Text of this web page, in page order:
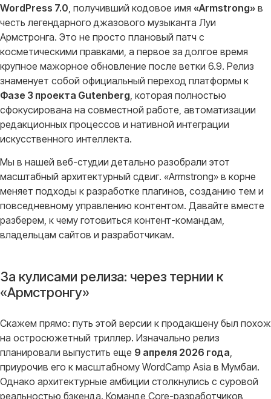
WordPress 7.0 , получивший кодовое имя «Armstrong» в
честь легендарного джазового музыканта Луи
Армстронга. Это не просто плановый патч с
косметическими правками, а первое за долгое время
крупное мажорное обновление после ветки 6.9. Релиз
знаменует собой официальный переход платформы к
Фазе 3 проекта Gutenberg , которая полностью
сфокусирована на совместной работе, автоматизации
редакционных процессов и нативной интеграции
искусственного интеллекта.
Мы в нашей веб-студии детально разобрали этот
масштабный архитектурный сдвиг. «Armstrong» в корне
меняет подходы к разработке плагинов, созданию тем и
повседневному управлению контентом. Давайте вместе
разберем, к чему готовиться контент-командам,
владельцам сайтов и разработчикам.
За кулисами релиза: через тернии к
«Армстронгу»
Скажем прямо: путь этой версии к продакшену был похож
на остросюжетный триллер. Изначально релиз
планировали выпустить еще 9 апреля 2026 года,
приурочив его к масштабному WordCamp Asia в Мумбаи.
Однако архитектурные амбиции столкнулись с суровой
реальностью бэкенда. Команде Core-разработчиков